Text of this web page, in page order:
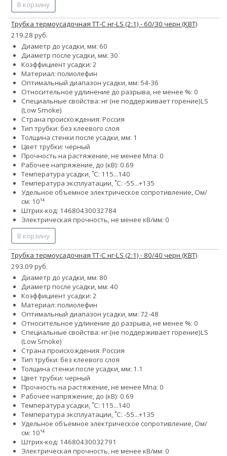
В корзину
Трубка термоусадочная ТТ-С нг-LS (2:1) - 60/30 черн (КВТ)
219.28 руб.
Диаметр до усадки, мм: 60
Диаметр после усадки, мм: 30
Коэффициент усадки: 2
Материал: полиолефин
Оптимальный диапазон усадки, мм: 54-36
Относительное удлинение до разрыва, не менее %: 0
Специальные свойства: нг (не поддерживает горение)LS
(Low Smoke)
Страна происхождения: Россия
Тип трубки: без клеевого слоя
Толщина стенки после усадки, мм: 1
Цвет трубки: черный
Прочность на растяжение, не менее Мпа: 0
Рабочее напряжение, до (кВ): 0.69
Температура усадки, ˚С: 115...140
Температура эксплуатации, ˚С: -55...+135
Удельное объемное электрическое сопротивление, Ом/
см: 10¹⁴
Штрих-код: 14680430032784
Электрическая прочность, не менее кВ/мм: 0
В корзину
Трубка термоусадочная ТТ-С нг-LS (2:1) - 80/40 черн (КВТ)
293.09 руб.
Диаметр до усадки, мм: 80
Диаметр после усадки, мм: 40
Коэффициент усадки: 2
Материал: полиолефин
Оптимальный диапазон усадки, мм: 72-48
Относительное удлинение до разрыва, не менее %: 0
Специальные свойства: нг (не поддерживает горение)LS
(Low Smoke)
Страна происхождения: Россия
Тип трубки: без клеевого слоя
Толщина стенки после усадки, мм: 1.1
Цвет трубки: черный
Прочность на растяжение, не менее Мпа: 0
Рабочее напряжение, до (кВ): 0.69
Температура усадки, ˚С: 115...140
Температура эксплуатации, ˚С: -55...+135
Удельное объемное электрическое сопротивление, Ом/
см: 10¹⁴
Штрих-код: 14680430032791
Электрическая прочность, не менее кВ/мм: 0